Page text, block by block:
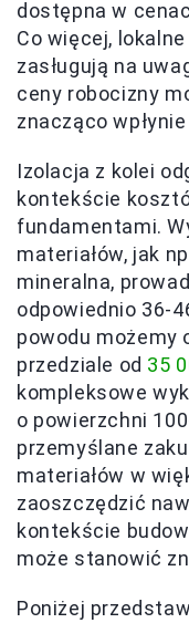
dostępna w
Co więcej,
zasługują na
ceny robocizny
znacząco
Izolacja z kolei
kontekście
fundamentami.
materiałów, jak
mineralna,
odpowiednio 36-
powodu możemy
przedziale od 35
kompleksowe
o powierzchni
przemyślane
materiałów w
zaoszczędzić
kontekście
może stanowić
Poniżej